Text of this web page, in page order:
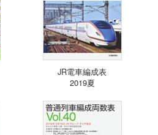
JR電車編成表
2019夏